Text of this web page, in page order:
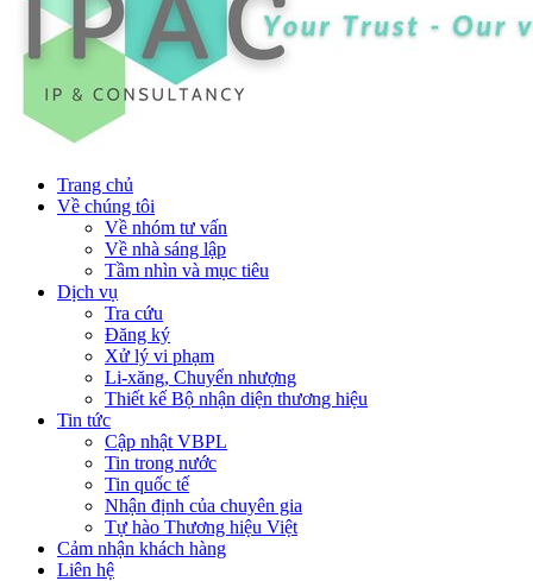
Trang chủ
Về chúng tôi
Về nhóm tư vấn
Về nhà sáng lập
Tầm nhìn và mục tiêu
Dịch vụ
Tra cứu
Đăng ký
Xử lý vi phạm
Li-xăng, Chuyển nhượng
Thiết kế Bộ nhận diện thương hiệu
Tin tức
Cập nhật VBPL
Tin trong nước
Tin quốc tế
Nhận định của chuyên gia
Tự hào Thương hiệu Việt
Cảm nhận khách hàng
Liên hệ